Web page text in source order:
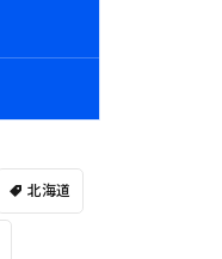
北海道